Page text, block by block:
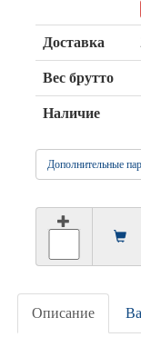
Доставка
Вес брутто
Наличие
Дополнительные
Описание